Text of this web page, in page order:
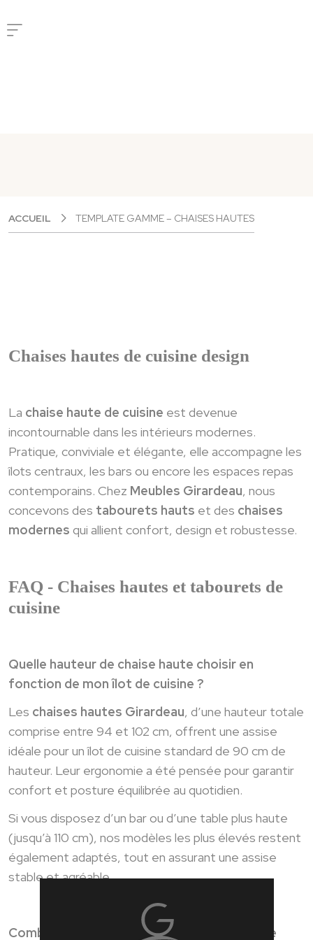
ACCUEIL TEMPLATE GAMME – CHAISES HAUTES
Chaises hautes de cuisine design
La chaise haute de cuisine est devenue
incontournable dans les intérieurs modernes.
Pratique, conviviale et élégante, elle accompagne les
îlots centraux, les bars ou encore les espaces repas
contemporains. Chez Meubles Girardeau, nous
concevons des tabourets hauts et des chaises
modernes qui allient confort, design et robustesse.
FAQ - Chaises hautes et tabourets de
cuisine
Quelle hauteur de chaise haute choisir en
fonction de mon îlot de cuisine ?
Les chaises hautes Girardeau, d’une hauteur totale
comprise entre 94 et 102 cm, offrent une assise
idéale pour un îlot de cuisine standard de 90 cm de
hauteur. Leur ergonomie a été pensée pour garantir
confort et posture équilibrée au quotidien.
Si vous disposez d’un bar ou d’une table plus haute
(jusqu’à 110 cm), nos modèles les plus élevés restent
également adaptés, tout en assurant une assise
stable et agréable.
Combien de chaises ou de tabourets mettre